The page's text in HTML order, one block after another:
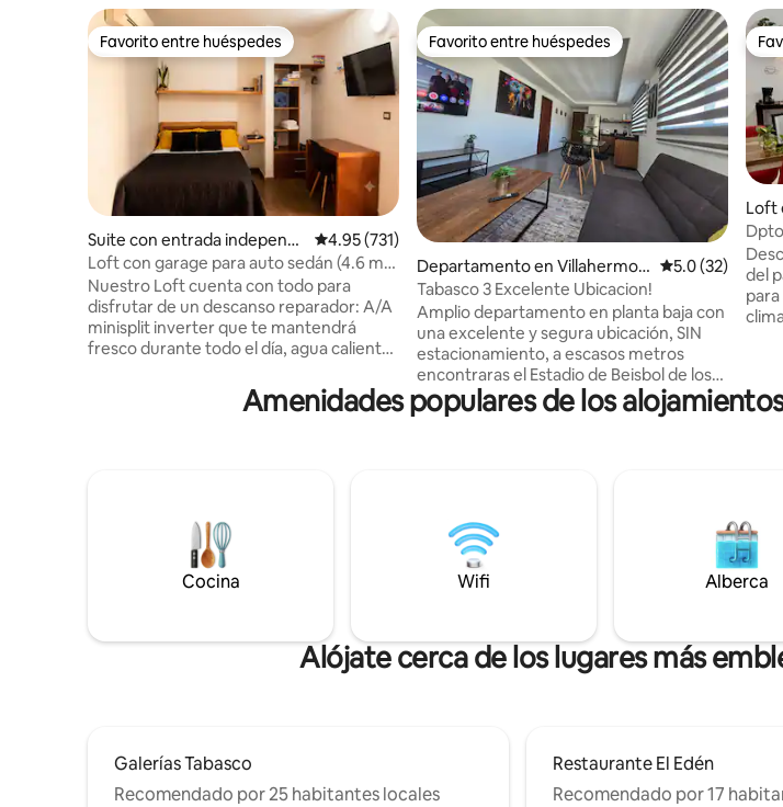
Favorito entre huéspedes
Favorito entre huéspedes
Suite con entrada independi
ente en Villahermosa
Calificación promedio: 4.95 de 5; 731 evaluaciones
4.95 (731)
Loft con garage para auto sedán (4.6 mts
aprox)
Nuestro Loft cuenta con todo para
disfrutar de un descanso reparador: A/A
minisplit inverter que te mantendrá
fresco durante todo el día, agua caliente
de tus series favoritas en la Smart TV con
servicios de Netflix, Prime y
jardín donde tambíen se podrá relajar!
Favorito entre huéspedes
Favorito entre huéspedes
Departamento en Villahermos
a
Calificación
5.0 (32)
Tabasco 3 Excelente Ubicacion!
Amplio departamento en planta baja con
una excelente y segura ubicación, SIN
estacionamiento, a escasos metros
encontraras el Estadio de Beisbol de los
Olmecas, Universidad UVM, bares,
restaurantes de todos los tipos,
dispensador de agua, sistema de osmosis
inversa 5 etapas agua para tomar, centro
de lavado compartido. WiFi rapido! Muy
comodo!!
Loft
del
con
Amenidades populares de los
Cocina Wifi Alberca
Alójate cerca de los lugares más
Galerías Tabasco
Recomendado por 25 habitantes locales
Restaurante El Edén
Recomendado por 17